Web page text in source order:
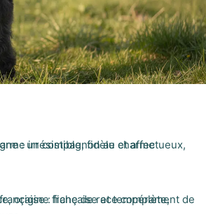
: un compagnon au charme
origine française et tempérament de